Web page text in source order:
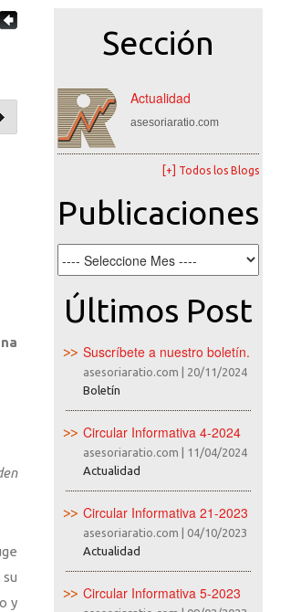
y
Sección
Actualidad
asesoriaratio.com
[+] Todos los Blogs
Publicaciones
Últimos Post
Suscríbete a nuestro boletín.
asesoriaratio.com
20/11/2024
Boletín
Circular Informativa 4-2024
asesoriaratio.com
11/04/2024
Actualidad
Circular Informativa 21-2023
asesoriaratio.com
04/10/2023
Actualidad
Circular Informativa 5-2023